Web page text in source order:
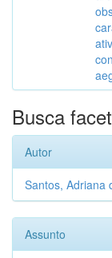
Busca
Autor
Santos, Adriana
Assunto